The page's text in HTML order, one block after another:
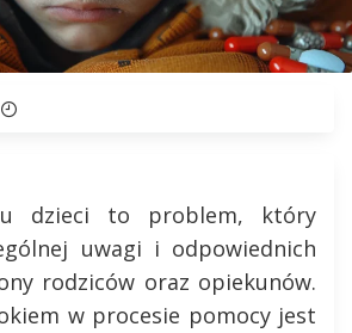
u dzieci to problem, który
uwagi i odpowiednich
rodziców oraz opiekunów.
w procesie pomocy jest